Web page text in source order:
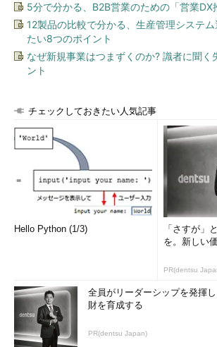
5分で分かる、B2B営業のための「営業DX
12製品の比較で分かる、生産管理システ
たい8つのポイント
なぜ新規事業はつまずくのか? 識者に聞く
ント
チェックしておきたい人気記事
Hello Python (1/3)
「さすが」
を。新しい
PR(dentsu
全員がリーダーシップを発揮
財を育成する
PR(dentsu Japan)